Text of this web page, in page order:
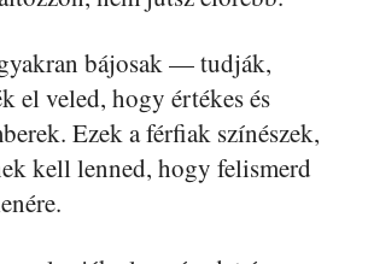
bájosak — tudják,
el veled, hogy értékes és
Ezek a férfiak színészek,
kell lenned, hogy felismerd